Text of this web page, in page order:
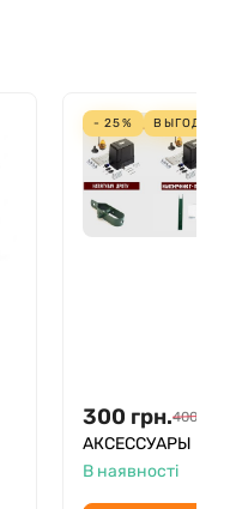
- 25% ВЫГОДА
300 грн.400
АКСЕССУАРЫ
В наявності